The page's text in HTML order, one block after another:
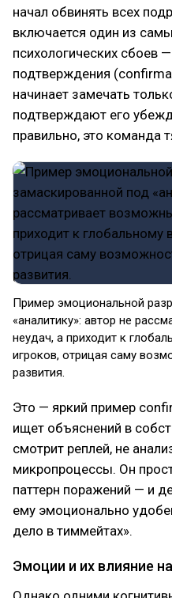
начал обвинять всех
включается один из
психологических сбоев
подтверждения
начинает замечать
подтверждают его
правильно, это команда
Пример эмоциональной
«аналитику»: автор не
неудач, а приходит к
игроков, отрицая саму
развития.
Это — яркий пример
ищет объяснений в
смотрит реплей, не
микропроцессы. Он
паттерн поражений — и
ему эмоционально
дело в тиммейтах».
Эмоции и их влияние